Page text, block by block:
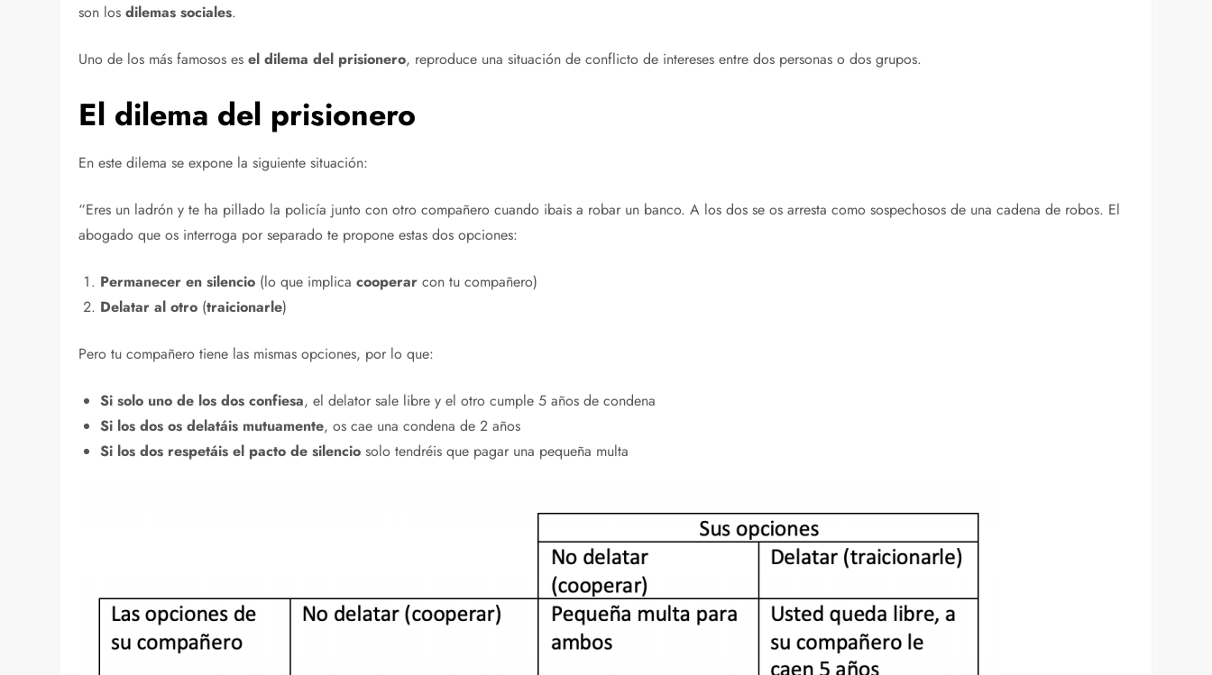
son losdilemas sociales.
Uno de los más famosos esel dilema del prisionero, reproduce una situación de conflicto de intereses entre dos personas o dos grupos.
El dilema del prisionero
En este dilema se expone la siguiente situación:
“Eres un ladrón y te ha pillado la policía junto con otro compañero cuando ibais a robar un banco. A los dos se os arresta como sospechosos de una cadena de robos. El
abogado que os interroga por separado te propone estas dos opciones:
Permanecer en silencio (lo que implicacooperar con tu compañero)
Delatar al otro (traicionarle)
Pero tu compañero tiene las mismas opciones, por lo que:
Si solo uno de los dos confiesa, el delator sale libre y el otro cumple 5 años de condena
Si los dos os delatáis mutuamente, os cae una condena de 2 años
Si los dos respetáis el pacto de silencio solo tendréis que pagar una pequeña multa